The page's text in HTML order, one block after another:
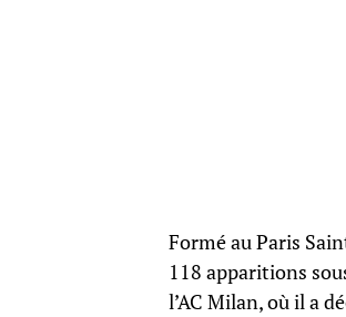
Formé au Paris
118 apparitions
l’AC Milan, où il a